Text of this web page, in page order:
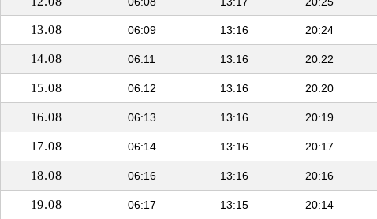
13.08 06:09 13:16 20:24
14.08 06:11 13:16 20:22
15.08 06:12 13:16 20:20
16.08 06:13 13:16 20:19
17.08 06:14 13:16 20:17
18.08 06:16 13:16 20:16
19.08 06:17 13:15 20:14